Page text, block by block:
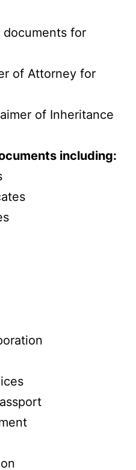
for
of Attorney for
of Inheritance
including: